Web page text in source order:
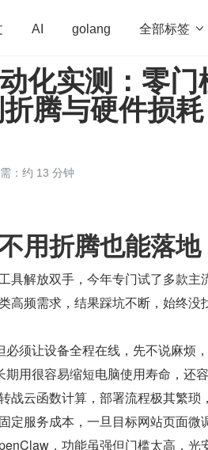
AI golang 全部标签 
学习方法 Web3.0 高
思考 低代码 redis
化实测：零门
腾与硬件损耗
：约 13 分钟
用折腾也能落地
具解放双手，今年专门试了多款主
高频需求，结果踩坑不断，始终没
须让设备全程在线，先不说麻烦
用很容易缩短电脑使用寿命，还
战云函数计算，部署流程极其繁琐
服务成本，一旦目标网站页面微
，功能虽强但门槛太高，光